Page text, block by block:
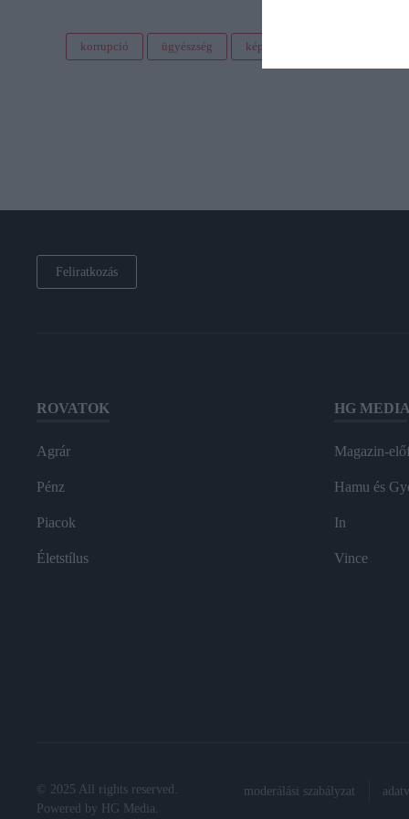
korrupció ügyészség képviselő
Feliratkozás
ROVATOK
Agrár
Pénz
Piacok
Életstílus
HG MEDIA
Magazin-
Hamu és
In
Vince
© 2025 All rights reserved.
Powered by
HG Media.
moderálási szabályzat